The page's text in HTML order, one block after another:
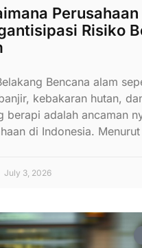
Perusahaan
Risiko
Bencana alam
kebakaran hutan,
berapi adalah ancaman
di Indonesia. Menurut
July 3, 2026